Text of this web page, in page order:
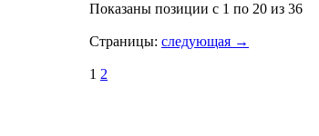
Показаны позиции с 1 по 20 из 36
Страницы: следующая →
1 2